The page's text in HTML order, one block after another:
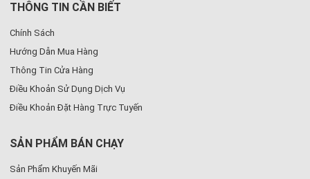
THÔNG TIN CẦN BIẾT
Chính Sách
Hướng Dẫn Mua Hàng
Thông Tin Cửa Hàng
Điều Khoản Sử Dụng Dịch Vụ
Điều Khoản Đặt Hàng Trực Tuyến
SẢN PHẨM BÁN CHẠY
Sản Phẩm Khuyến Mãi